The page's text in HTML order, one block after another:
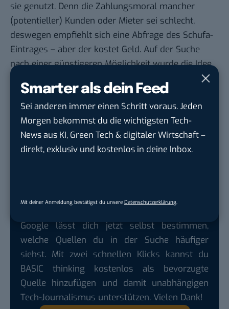
Smarter als dein Feed
Sei anderen immer einen Schritt voraus. Jeden
Morgen bekommst du die wichtigsten Tech-
News aus KI, Green Tech & digitaler Wirtschaft –
direkt, exklusiv und kostenlos in deine Inbox.
Mit deiner Anmeldung bestätigst du unsere Datenschutzerklärung.
sie genutzt. Denn die Zahlungsmoral mancher
(potentieller) Kunden oder Mieter sei schlecht,
deswegen empfiehlt sich eine Abfrage des Schufa-
Eintrages – aber der kostet Geld. Auf der Suche
nach einer günstigeren Möglichkeit wurde die Idee
Fazit zu „Achtung pleite“
Die Pro-Argumente verstehe ich, sogar sehr gut. Als
Freelancer lasse mich immer wieder auf neue
Kunden ein, bei denen ich nicht weiß, wie es um ihre
Google lässt dich jetzt selbst bestimmen,
welche Quellen du in der Suche häufiger
siehst. Mit zwei schnellen Klicks kannst du
BASIC thinking kostenlos als bevorzugte
Quelle hinzufügen und damit unabhängigen
Tech-Journalismus unterstützen. Vielen Dank!